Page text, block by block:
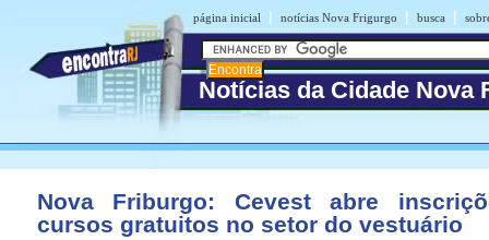
página inicial | notícias Nova Frigurgo | busca |
Notícias da Cidade Nova
Nova Friburgo: Cevest abre
cursos gratuitos no setor do vestuário